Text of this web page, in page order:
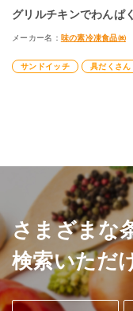
グリルチキンでわんぱ
メーカー名： 味の素冷凍食品㈱
サンドイッチ 具だくさん
さまざまな
検索いただ